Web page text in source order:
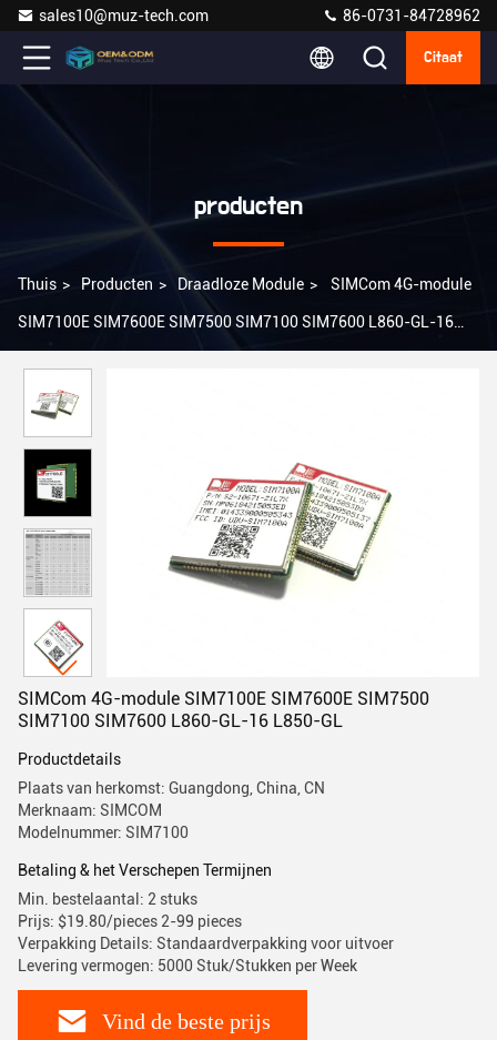
sales10@muz-tech.com 86-0731-84728962
Citaat
producten
Thuis > Producten > Draadloze Module > SIMCom 4G-module
SIM7100E SIM7600E SIM7500 SIM7100 SIM7600 L860-GL-16
SIMCom 4G-module SIM7100E SIM7600E SIM7500
SIM7100 SIM7600 L860-GL-16 L850-GL
Productdetails
Plaats van herkomst: Guangdong, China, CN
Merknaam: SIMCOM
Modelnummer: SIM7100
Betaling & het Verschepen Termijnen
Min. bestelaantal: 2 stuks
Prijs: $19.80/pieces 2-99 pieces
Verpakking Details: Standaardverpakking voor uitvoer
Levering vermogen: 5000 Stuk/Stukken per Week
Vind de beste prijs